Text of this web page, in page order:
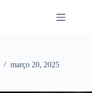
março 20, 2025